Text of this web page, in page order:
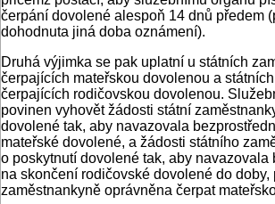
čerpání dovolené alespoň 14 dnů předem
dohodnuta jiná doba oznámení).
Druhá výjimka se pak uplatní u státních
čerpajících mateřskou dovolenou a
čerpajících rodičovskou dovolenou.
povinen vyhovět žádosti státní
dovolené tak, aby navazovala
mateřské dovolené, a žádosti státního
o poskytnutí dovolené tak, aby navazovala
na skončení rodičovské dovolené do doby,
zaměstnankyně oprávněna čerpat